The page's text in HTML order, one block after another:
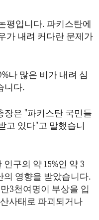
평입니다. 파키스탄에
가 내려 커다란 문제가
나 많은 비가 내려 심
니다.
장은 "파키스탄 국민들
고 있다"고 말했습니
구의 약 15%인 약 3
의 영향을 받았습니다.
3천여명이 부상을 입
사태로 파괴되거나